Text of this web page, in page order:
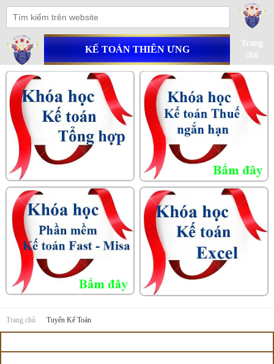
KẾ TOÁN THIÊN ƯNG
Trang
chủ
Trang chủ Tuyển Kế Toán